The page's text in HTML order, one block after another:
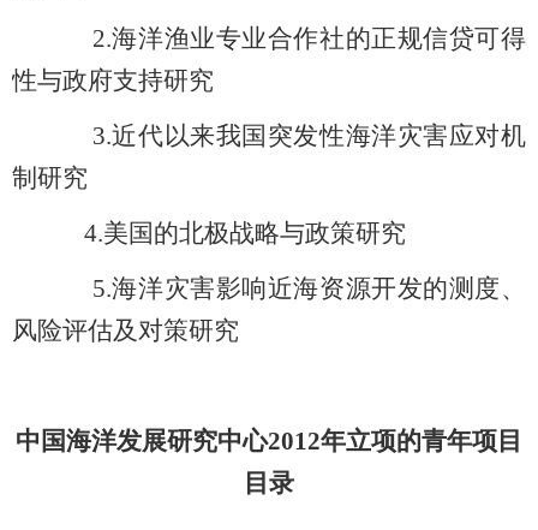
2.海洋渔业专业合作社的正规信贷可得
性与政府支持研究
3.近代以来我国突发性海洋灾害应对机
制研究
4.美国的北极战略与政策研究
5.海洋灾害影响近海资源开发的测度、
风险评估及对策研究
中国海洋发展研究中心2012年立项的青年项目
目录